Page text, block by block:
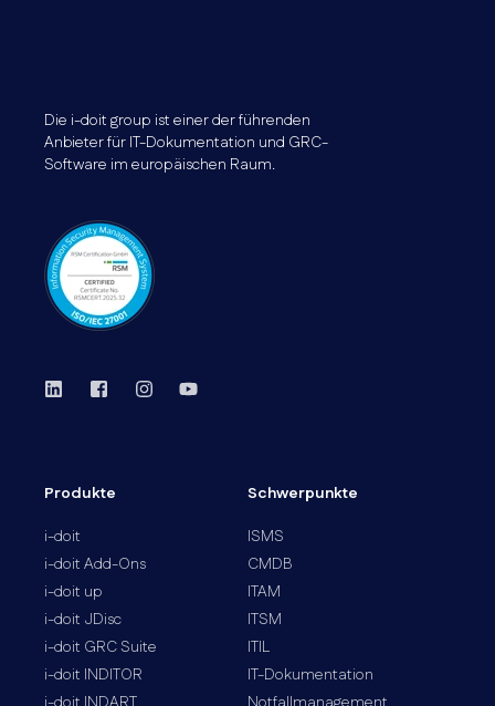
Die i-doit group ist einer der führenden
Anbieter für IT-Dokumentation und GRC-
Software im europäischen Raum.
Produkte
i-doit
i-doit Add-Ons
i-doit up
i-doit JDisc
i-doit GRC Suite
i-doit INDITOR
Schwerpunkte
ISMS
CMDB
ITAM
ITSM
ITIL
IT-Dokumentation